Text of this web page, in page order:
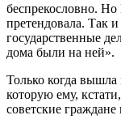
беспрекословно.
претендовала. Так
государственные
дома были на ней».
Только когда
которую ему,
советские граждане